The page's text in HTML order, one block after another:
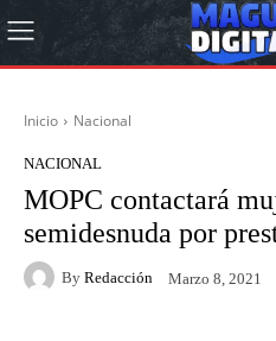
Inicio Nacional
NACIONAL
MOPC contactará
semidesnuda por
By Redacción Marzo 8, 2021